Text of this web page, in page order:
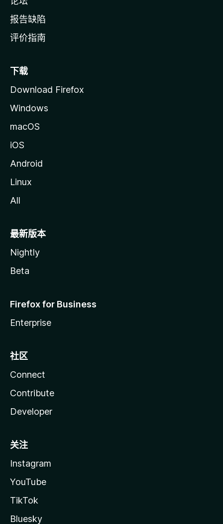
报告缺陷
评价指南
下载
Download Firefox
Windows
macOS
iOS
Android
Linux
All
最新版本
Nightly
Beta
Firefox for Business
Enterprise
社区
Connect
Contribute
Developer
关注
Instagram
YouTube
TikTok
Bluesky